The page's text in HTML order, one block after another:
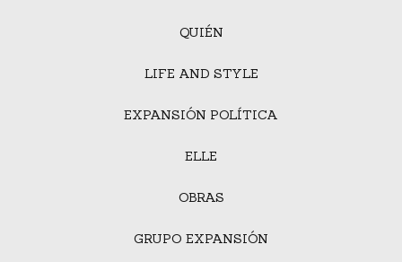
QUIÉN
LIFE AND STYLE
EXPANSIÓN POLÍTICA
ELLE
OBRAS
GRUPO EXPANSIÓN